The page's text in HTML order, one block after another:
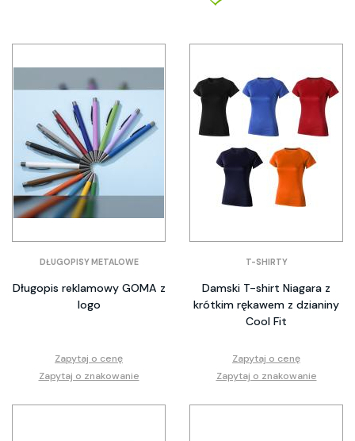
DŁUGOPISY METALOWE
Długopis reklamowy GOMA z
logo
Zapytaj o cenę
Zapytaj o znakowanie
T-SHIRTY
Damski T-shirt Niagara z
krótkim rękawem z dzianiny
Cool Fit
Zapytaj o cenę
Zapytaj o znakowanie